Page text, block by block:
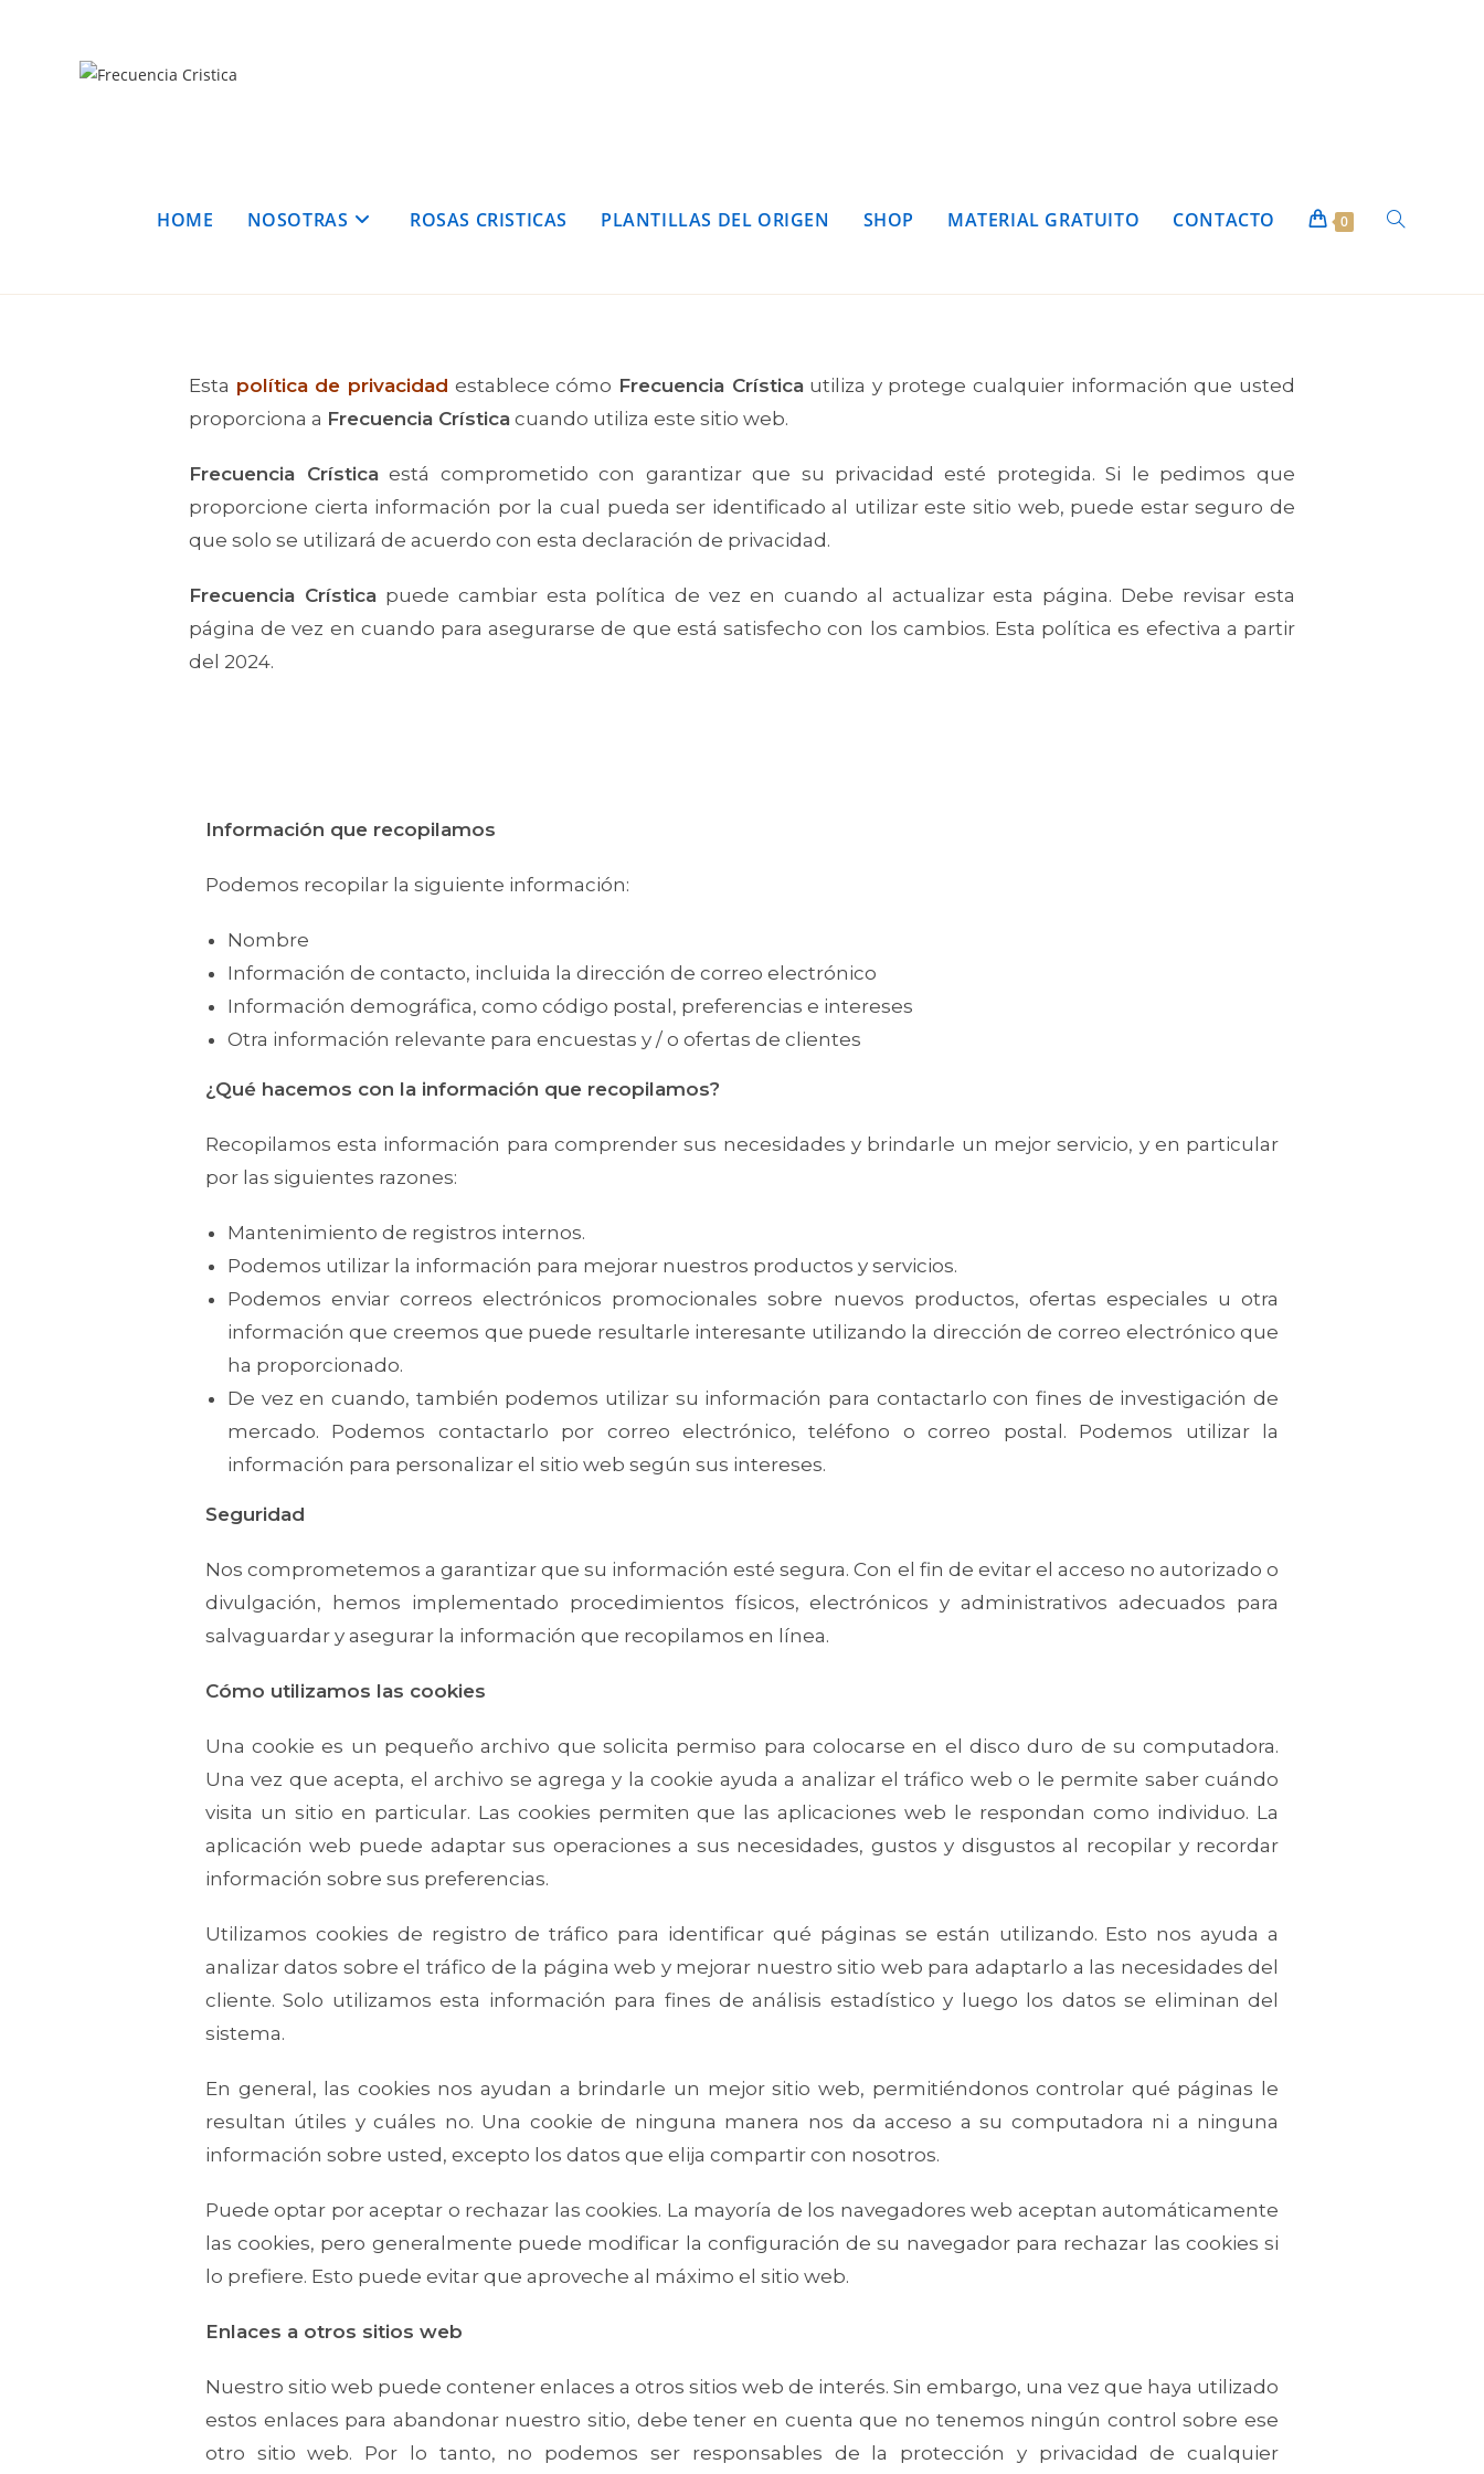
HOME NOSOTRAS ROSAS CRISTICAS PLANTILLAS DEL ORIGEN SHOP MATERIAL GRATUITO CONTACTO 0
Esta política de privacidad establece cómo Frecuencia Crísticautiliza y protege cualquier información que usted
proporciona a Frecuencia Crística cuando utiliza este sitio web.
Frecuencia Crísticaestá comprometido con garantizar que su privacidad esté protegida. Si le pedimos que
proporcione cierta información por la cual pueda ser identificado al utilizar este sitio web, puede estar seguro de
que solo se utilizará de acuerdo con esta declaración de privacidad.
Frecuencia Crísticapuede cambiar esta política de vez en cuando al actualizar esta página. Debe revisar esta
página de vez en cuando para asegurarse de que está satisfecho con los cambios. Esta política es efectiva a partir
del 2024.
Información que recopilamos
Podemos recopilar la siguiente información:
Nombre
Información de contacto, incluida la dirección de correo electrónico
Información demográfica, como código postal, preferencias e intereses
Otra información relevante para encuestas y / o ofertas de clientes
¿Qué hacemos con la información que recopilamos?
Recopilamos esta información para comprender sus necesidades y brindarle un mejor servicio, y en particular
por las siguientes razones:
Mantenimiento de registros internos.
Podemos utilizar la información para mejorar nuestros productos y servicios.
Podemos enviar correos electrónicos promocionales sobre nuevos productos, ofertas especiales u otra
información que creemos que puede resultarle interesante utilizando la dirección de correo electrónico que
ha proporcionado.
De vez en cuando, también podemos utilizar su información para contactarlo con fines de investigación de
mercado. Podemos contactarlo por correo electrónico, teléfono o correo postal. Podemos utilizar la
información para personalizar el sitio web según sus intereses.
Seguridad
Nos comprometemos a garantizar que su información esté segura. Con el fin de evitar el acceso no autorizado o
divulgación, hemos implementado procedimientos físicos, electrónicos y administrativos adecuados para
salvaguardar y asegurar la información que recopilamos en línea.
Cómo utilizamos las cookies
Una cookie es un pequeño archivo que solicita permiso para colocarse en el disco duro de su computadora.
Una vez que acepta, el archivo se agrega y la cookie ayuda a analizar el tráfico web o le permite saber cuándo
visita un sitio en particular. Las cookies permiten que las aplicaciones web le respondan como individuo. La
aplicación web puede adaptar sus operaciones a sus necesidades, gustos y disgustos al recopilar y recordar
información sobre sus preferencias.
Utilizamos cookies de registro de tráfico para identificar qué páginas se están utilizando. Esto nos ayuda a
analizar datos sobre el tráfico de la página web y mejorar nuestro sitio web para adaptarlo a las necesidades del
cliente. Solo utilizamos esta información para fines de análisis estadístico y luego los datos se eliminan del
sistema.
En general, las cookies nos ayudan a brindarle un mejor sitio web, permitiéndonos controlar qué páginas le
resultan útiles y cuáles no. Una cookie de ninguna manera nos da acceso a su computadora ni a ninguna
información sobre usted, excepto los datos que elija compartir con nosotros.
Puede optar por aceptar o rechazar las cookies. La mayoría de los navegadores web aceptan automáticamente
las cookies, pero generalmente puede modificar la configuración de su navegador para rechazar las cookies si
lo prefiere. Esto puede evitar que aproveche al máximo el sitio web.
Enlaces a otros sitios web
Nuestro sitio web puede contener enlaces a otros sitios web de interés. Sin embargo, una vez que haya utilizado
estos enlaces para abandonar nuestro sitio, debe tener en cuenta que no tenemos ningún control sobre ese
otro sitio web. Por lo tanto, no podemos ser responsables de la protección y privacidad de cualquier